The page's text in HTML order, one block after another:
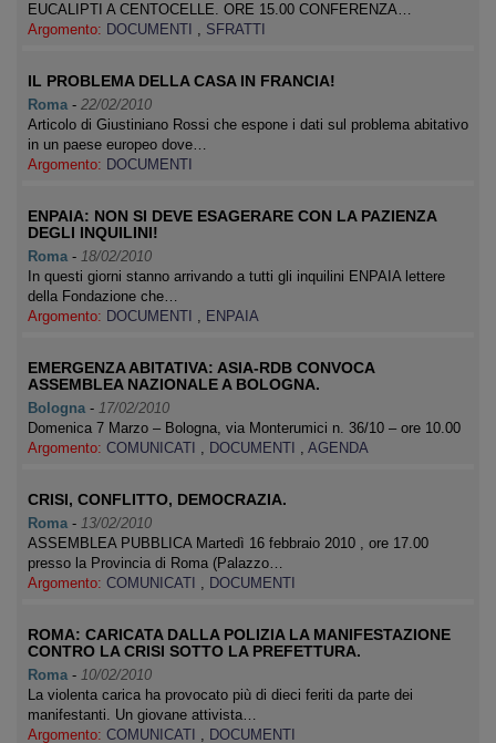
EUCALIPTI A CENTOCELLE. ORE 15.00 CONFERENZA…
Argomento: DOCUMENTI , SFRATTI
IL PROBLEMA DELLA CASA IN FRANCIA!
Roma - 22/02/2010
Articolo di Giustiniano Rossi che espone i dati sul problema abitativo
in un paese europeo dove…
Argomento: DOCUMENTI
ENPAIA: NON SI DEVE ESAGERARE CON LA PAZIENZA
DEGLI INQUILINI!
Roma - 18/02/2010
In questi giorni stanno arrivando a tutti gli inquilini ENPAIA lettere
della Fondazione che…
Argomento: DOCUMENTI , ENPAIA
EMERGENZA ABITATIVA: ASIA-RDB CONVOCA
ASSEMBLEA NAZIONALE A BOLOGNA.
Bologna - 17/02/2010
Domenica 7 Marzo – Bologna, via Monterumici n. 36/10 – ore 10.00
Argomento: COMUNICATI , DOCUMENTI , AGENDA
CRISI, CONFLITTO, DEMOCRAZIA.
Roma - 13/02/2010
ASSEMBLEA PUBBLICA Martedì 16 febbraio 2010 , ore 17.00
presso la Provincia di Roma (Palazzo…
Argomento: COMUNICATI , DOCUMENTI
ROMA: CARICATA DALLA POLIZIA LA MANIFESTAZIONE
CONTRO LA CRISI SOTTO LA PREFETTURA.
Roma - 10/02/2010
La violenta carica ha provocato più di dieci feriti da parte dei
manifestanti. Un giovane attivista…
Argomento: COMUNICATI , DOCUMENTI